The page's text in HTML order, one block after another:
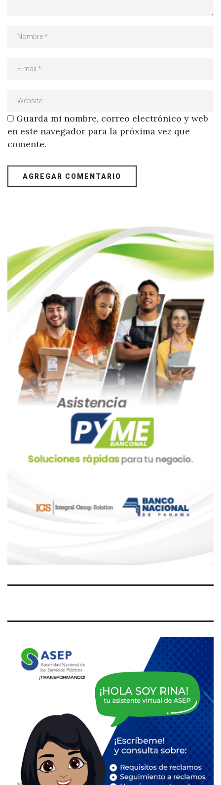
Guarda mi nombre, correo electrónico y web
en este navegador para la próxima vez que
comente.